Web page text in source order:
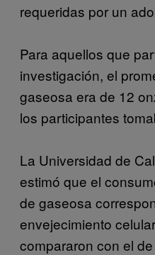
requeridas por un
Para aquellos que
investigación, el
gaseosa era de 12
los participantes
La Universidad de
estimó que el
de gaseosa
envejecimiento
compararon con el